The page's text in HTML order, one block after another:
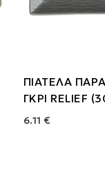
ΠΙΑΤΕΛΑ
ΓΚΡΙ RELIEF
6.11 €